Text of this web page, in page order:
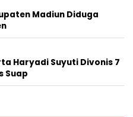
Madiun Diduga
Haryadi Suyuti Divonis 7
Suap